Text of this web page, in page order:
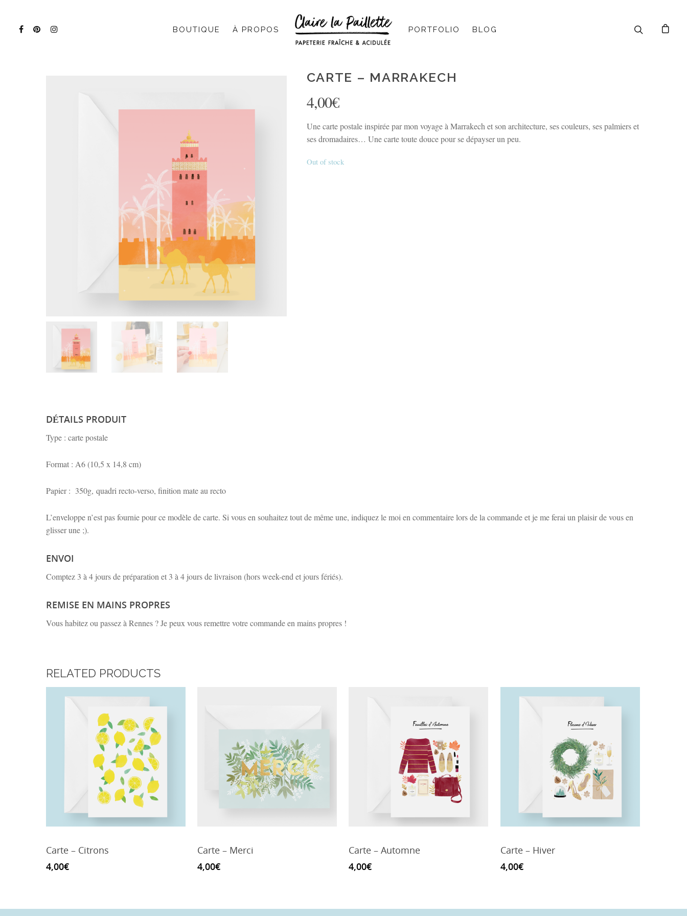
BOUTIQUE À PROPOS PORTFOLIO BLOG
CARTE – MARRAKECH
4,00€
Une carte postale inspirée par mon voyage à Marrakech et son architecture, ses couleurs, ses palmiers et
ses dromadaires… Une carte toute douce pour se dépayser un peu.
Out of stock
DÉTAILS PRODUIT
Type : carte postale
Format : A6 (10,5 x 14,8 cm)
Papier : 350g, quadri recto-verso, finition mate au recto
L’enveloppe n’est pas fournie pour ce modèle de carte. Si vous en souhaitez tout de même une, indiquez le moi en commentaire lors de la commande et je me ferai un plaisir de vous en
glisser une ;).
ENVOI
Comptez 3 à 4 jours de préparation et 3 à 4 jours de livraison (hors week-end et jours fériés).
REMISE EN MAINS PROPRES
Vous habitez ou passez à Rennes ? Je peux vous remettre votre commande en mains propres !
RELATED PRODUCTS
Carte – Citrons
4,00€
Carte – Merci
4,00€
Carte – Automne
4,00€
Carte – Hiver
4,00€